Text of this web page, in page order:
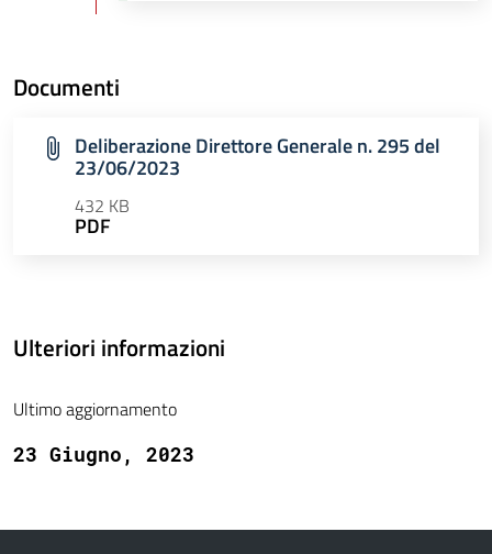
Documenti
Deliberazione Direttore Generale n. 295 del
23/06/2023
432 KB
PDF
Ulteriori informazioni
Ultimo aggiornamento
23 Giugno, 2023